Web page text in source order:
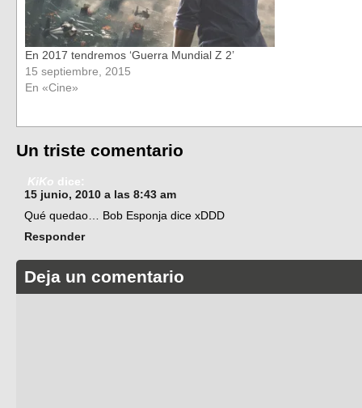
En 2017 tendremos ‘Guerra Mundial Z 2’
15 septiembre, 2015
En «Cine»
Un triste comentario
KiKo dice:
15 junio, 2010 a las 8:43 am
Qué quedao… Bob Esponja dice xDDD
Responder
Deja un comentario